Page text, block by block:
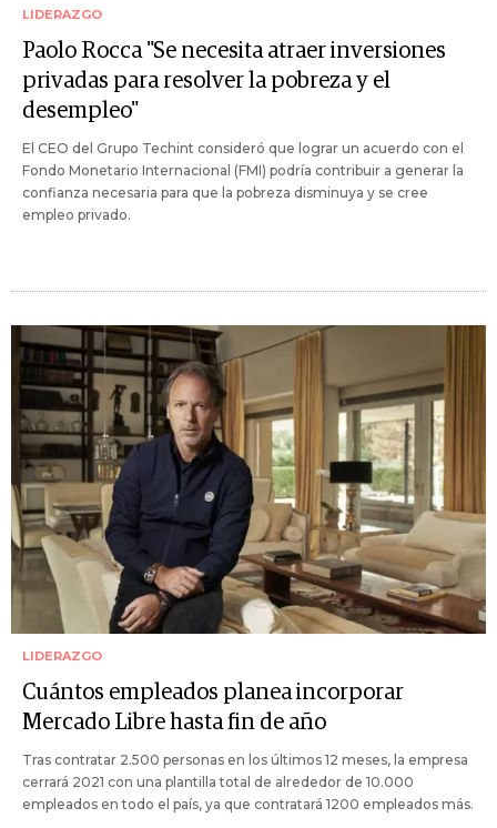
LIDERAZGO
Paolo Rocca "Se necesita atraer inversiones
privadas para resolver la pobreza y el
desempleo"
El CEO del Grupo Techint consideró que lograr un acuerdo con el
Fondo Monetario Internacional (FMI) podría contribuir a generar la
confianza necesaria para que la pobreza disminuya y se cree
empleo privado.
LIDERAZGO
Cuántos empleados planea incorporar
Mercado Libre hasta fin de año
Tras contratar 2.500 personas en los últimos 12 meses, la empresa
cerrará 2021 con una plantilla total de alrededor de 10.000
empleados en todo el país, ya que contratará 1200 empleados más.